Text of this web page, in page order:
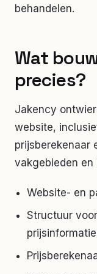
behandelen.
Wat
precies?
Jakency
website,
prijsberekenaar
vakgebieden en
Website- en
Structuur
prijsinformatie